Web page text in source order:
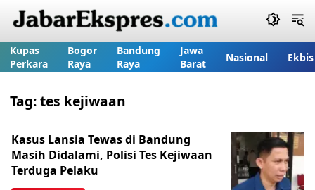
Kupas
Perkara
Bogor
Raya
Bandung
Raya
Jawa
Barat
Nasional Ekbis
Tag:tes kejiwaan
Kasus Lansia Tewas di Bandung
Masih Didalami, Polisi Tes Kejiwaan
Terduga Pelaku